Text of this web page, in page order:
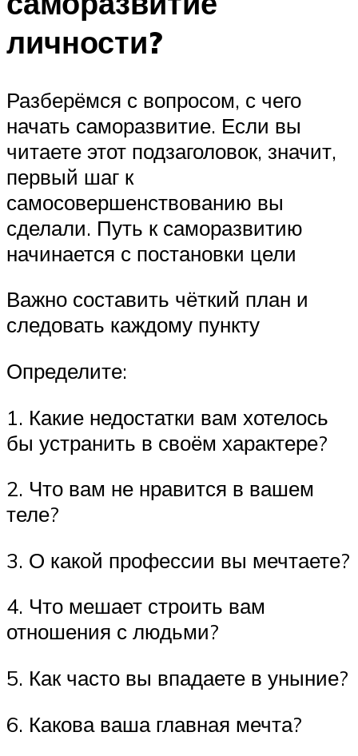
личности?
Разберёмся с вопросом, с чего
начать саморазвитие. Если вы
читаете этот подзаголовок, значит,
первый шаг к
самосовершенствованию вы
сделали. Путь к саморазвитию
начинается с постановки цели
Важно составить чёткий план и
следовать каждому пункту
Определите:
1. Какие недостатки вам хотелось
бы устранить в своём характере?
2. Что вам не нравится в вашем
теле?
3. О какой профессии вы мечтаете?
4. Что мешает строить вам
отношения с людьми?
5. Как часто вы впадаете в уныние?
6. Какова ваша главная мечта?